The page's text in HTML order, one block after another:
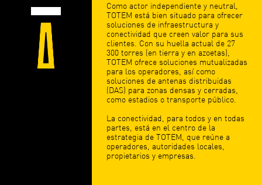
Como actor independiente y neutral,
TOTEM está bien situado para ofrecer
soluciones de infraestructura y
conectividad que creen valor para sus
clientes. Con su huella actual de 27
300 torres (en tierra y en azoetas),
TOTEM ofrece soluciones mutualizadas
para los operadores, así como
soluciones de antenas distribuidas
(DAS) para zonas densas y cerradas,
como estadios o transporte público.
La conectividad, para todos y en todas
partes, está en el centro de la
estrategia de TOTEM, que reúne a
operadores, autoridades locales,
propietarios y empresas.